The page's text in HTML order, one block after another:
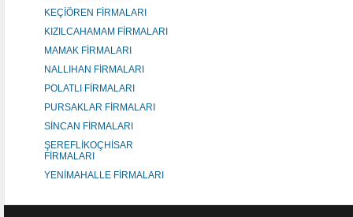
KEÇİÖREN FİRMALARI
KIZILCAHAMAM FİRMALARI
MAMAK FİRMALARI
NALLIHAN FİRMALARI
POLATLI FİRMALARI
PURSAKLAR FİRMALARI
SİNCAN FİRMALARI
ŞEREFLİKOÇHİSAR
FİRMALARI
YENİMAHALLE FİRMALARI